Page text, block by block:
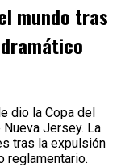
mundo tras
dio la Copa del
Jersey. La
tras la expulsión
reglamentario.